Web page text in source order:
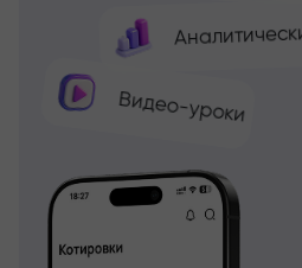
Видео-уроки